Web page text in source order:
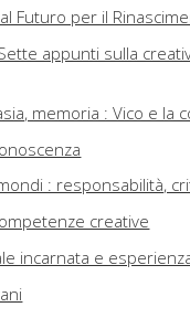
Futuro per il
appunti sulla
memoria : Vico e
: responsabilità,
creative
incarnata e